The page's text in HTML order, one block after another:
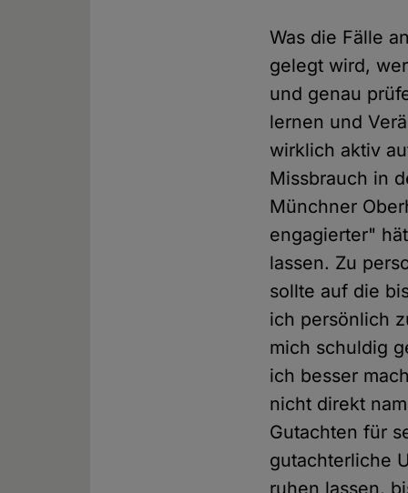
Was die Fälle
gelegt wird,
und genau
lernen und
wirklich aktiv
Missbrauch in
Münchner
engagierter"
lassen. Zu
sollte auf die
ich persönlich
mich schuldig
ich besser
nicht direkt
Gutachten für
gutachterliche
ruhen lassen,